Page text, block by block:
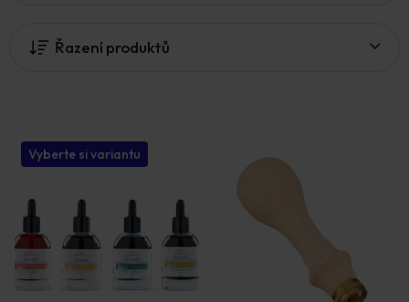
Řazení produktů
Vyberte si variantu